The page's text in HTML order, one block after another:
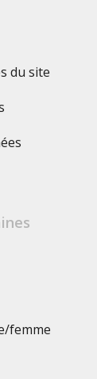
du site
femme